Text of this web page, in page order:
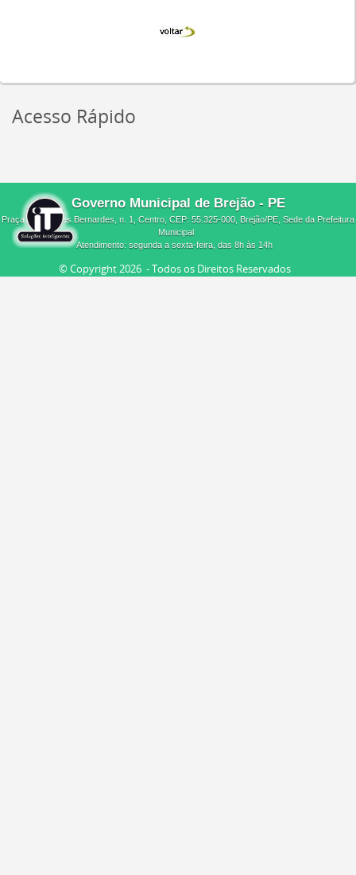
Acesso Rápido
Governo Municipal de Brejão - PE
Praça Melquíades Bernardes, n. 1, Centro, CEP: 55.325-000, Brejão/PE, Sede da Prefeitura
Municipal
Atendimento: segunda a sexta-feira, das 8h às 14h
© Copyright2026 - Todos os Direitos Reservados